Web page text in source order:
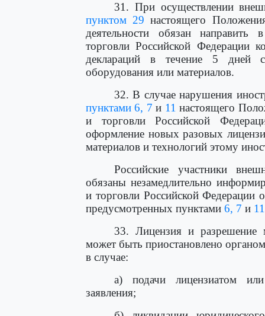
31. При осуществлении
пунктом 29 настоящего
деятельности обязан направить
торговли Российской Федерации
деклараций в течение 5 дней
оборудования или материалов.
32. В случае нарушения
пунктами 6, 7 и 11 настоящего
и торговли Российской
оформление новых разовых
материалов и технологий этому
Российские участники
обязаны незамедлительно
и торговли Российской Федерации
предусмотренных пунктами 6, 7 и 11
33. Лицензия и разрешение
может быть приостановлено
в случае:
а) подачи лицензиатом или
заявления;